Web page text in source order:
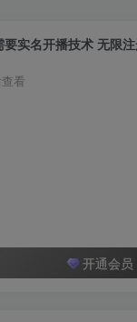
要实名开播技术 无限
看
开通会员